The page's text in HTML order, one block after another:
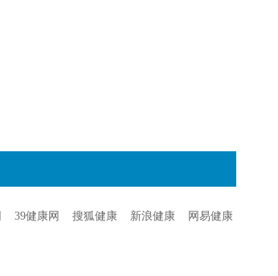
39健康网 搜狐健康 新浪健康
网易健康